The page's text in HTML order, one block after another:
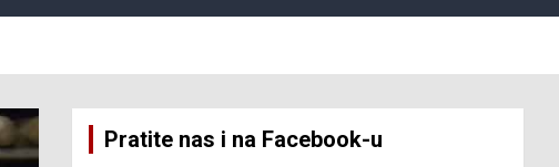
Pratite nas i na Facebook-u